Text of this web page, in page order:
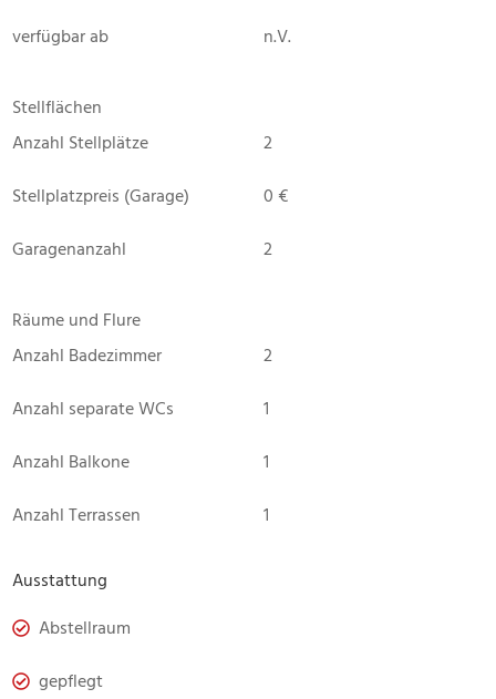
verfügbar ab n.V.
Stellflächen
Anzahl Stellplätze
2
Stellplatzpreis (Garage)
0 €
Garagenanzahl
2
Räume und Flure
Anzahl Badezimmer
2
Anzahl separate WCs
1
Anzahl Balkone
1
Anzahl Terrassen
1
Ausstattung
Abstellraum
gepflegt